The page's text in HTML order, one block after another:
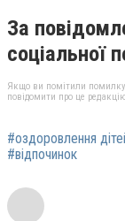
За
соціальної
Якщо ви помітили помилку,
повідомити про це
#оздоровлення
#відпочинок